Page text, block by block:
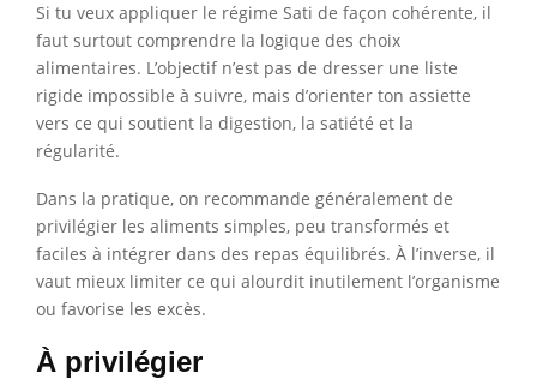
Si tu veux appliquer le régime Sati de façon cohérente, il
faut surtout comprendre la logique des choix
alimentaires. L’objectif n’est pas de dresser une liste
rigide impossible à suivre, mais d’orienter ton assiette
vers ce qui soutient la digestion, la satiété et la
régularité.
Dans la pratique, on recommande généralement de
privilégier les aliments simples, peu transformés et
faciles à intégrer dans des repas équilibrés. À l’inverse, il
vaut mieux limiter ce qui alourdit inutilement l’organisme
ou favorise les excès.
À privilégier